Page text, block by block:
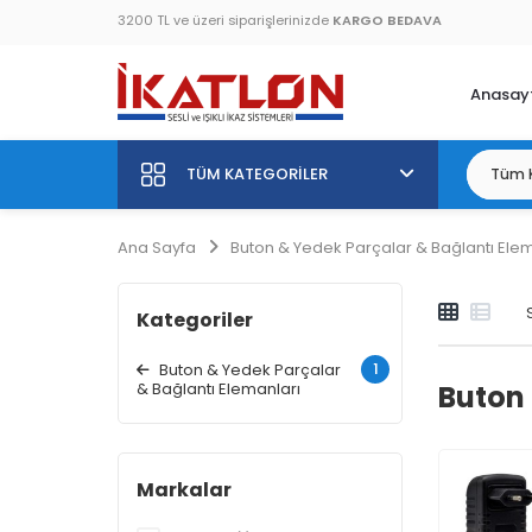
3200 TL ve üzeri siparişlerinizde KARGO BEDAVA
TÜM KATEGORILER
Ana Sayfa Buton & Yedek Parçalar & Bağlantı
Kategoriler
Buton & Yedek Parçalar
& Bağlantı Elemanları
1
Markalar